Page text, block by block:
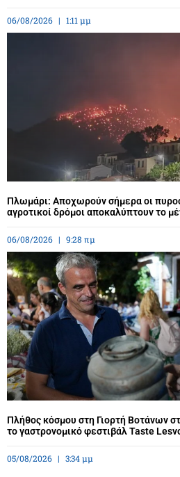
06/08/2026 1:11 μμ
Πλωμάρι: Αποχωρούν σήμερα οι
αγροτικοί δρόμοι αποκαλύπτουν το
06/08/2026 9:28 πμ
Πλήθος κόσμου στη Γιορτή Βοτάνων
το γαστρονομικό φεστιβάλ Taste
05/08/2026 3:34 μμ